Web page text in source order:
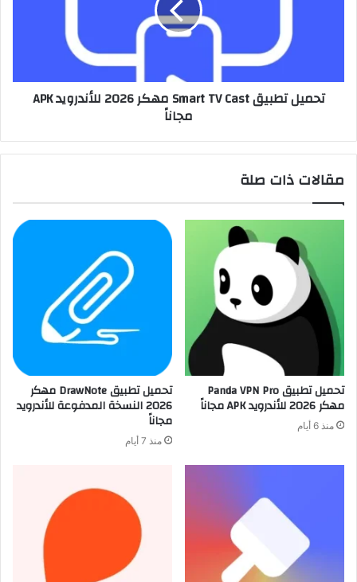
تحميل تطبيق Smart TV Cast مهكر 2026 للأندرويد APK
مجاناً
مقالات ذات صلة
تحميل تطبيق Panda VPN Pro
مهكر 2026 للأندرويد APK مجاناً
منذ 6 أيام
تحميل تطبيق DrawNote مهكر
2026 النسخة المدفوعة للأندرويد
مجاناً
منذ 7 أيام